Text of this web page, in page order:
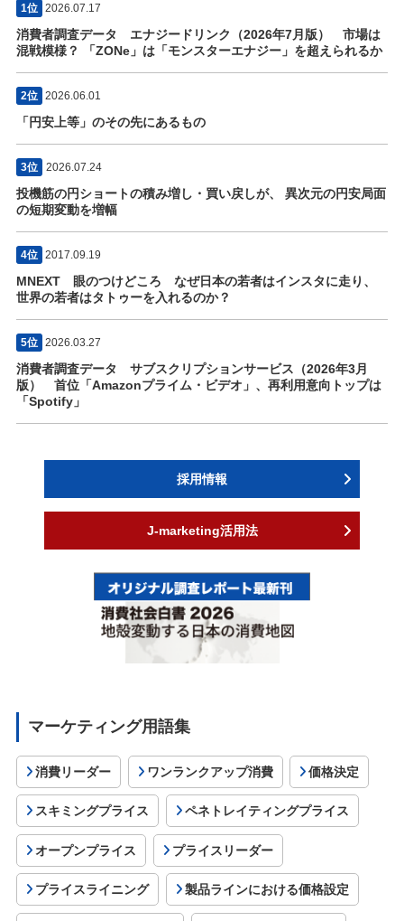
1位 2026.07.17
消費者調査データ エナジードリンク（2026年7月版） 市場は
混戦模様？ 「ZONe」は「モンスターエナジー」を超えられるか
2位 2026.06.01
「円安上等」のその先にあるもの
3位 2026.07.24
投機筋の円ショートの積み増し・買い戻しが、 異次元の円安局面
の短期変動を増幅
4位 2017.09.19
MNEXT 眼のつけどころ なぜ日本の若者はインスタに走り、
世界の若者はタトゥーを入れるのか？
5位 2026.03.27
消費者調査データ サブスクリプションサービス（2026年3月
版） 首位「Amazonプライム・ビデオ」、再利用意向トップは
「Spotify」
採用情報
J-marketing活用法
マーケティング用語集
消費リーダー ワンランクアップ消費 価格決定
スキミングプライス ペネトレイティングプライス
オープンプライス プライスリーダー
プライスライニング 製品ラインにおける価格設定